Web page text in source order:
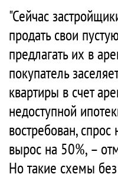
"Сейчас
продать свои
предлагать их в
покупатель
квартиры в счет
недоступной
востребован,
вырос на 50%, –
Но такие схемы